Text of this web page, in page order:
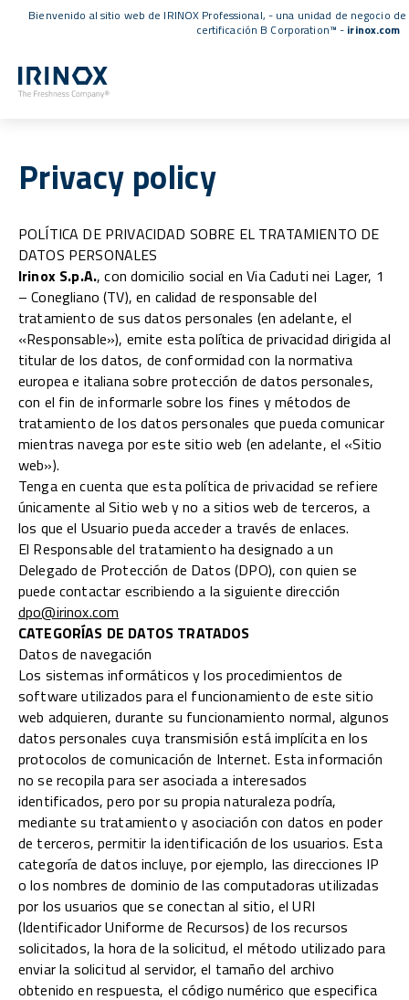
Bienvenido al sitio web de IRINOX Professional, - una unidad de negocio de
certificación B Corporation™ - irinox.com
Privacy policy
POLÍTICA DE PRIVACIDAD SOBRE EL TRATAMIENTO DE
DATOS PERSONALES
Irinox S.p.A., con domicilio social en Via Caduti nei Lager, 1
– Conegliano (TV), en calidad de responsable del
tratamiento de sus datos personales (en adelante, el
«Responsable»), emite esta política de privacidad dirigida al
titular de los datos, de conformidad con la normativa
europea e italiana sobre protección de datos personales,
con el fin de informarle sobre los fines y métodos de
tratamiento de los datos personales que pueda comunicar
mientras navega por este sitio web (en adelante, el «Sitio
web»).
Tenga en cuenta que esta política de privacidad se refiere
únicamente al Sitio web y no a sitios web de terceros, a
los que el Usuario pueda acceder a través de enlaces.
El Responsable del tratamiento ha designado a un
Delegado de Protección de Datos (DPO), con quien se
puede contactar escribiendo a la siguiente dirección
dpo@irinox.com
CATEGORÍAS DE DATOS TRATADOS
Datos de navegación
Los sistemas informáticos y los procedimientos de
software utilizados para el funcionamiento de este sitio
web adquieren, durante su funcionamiento normal, algunos
datos personales cuya transmisión está implícita en los
protocolos de comunicación de Internet. Esta información
no se recopila para ser asociada a interesados
identificados, pero por su propia naturaleza podría,
mediante su tratamiento y asociación con datos en poder
de terceros, permitir la identificación de los usuarios. Esta
categoría de datos incluye, por ejemplo, las direcciones IP
o los nombres de dominio de las computadoras utilizadas
por los usuarios que se conectan al sitio, el URI
(Identificador Uniforme de Recursos) de los recursos
solicitados, la hora de la solicitud, el método utilizado para
enviar la solicitud al servidor, el tamaño del archivo
obtenido en respuesta, el código numérico que especifica